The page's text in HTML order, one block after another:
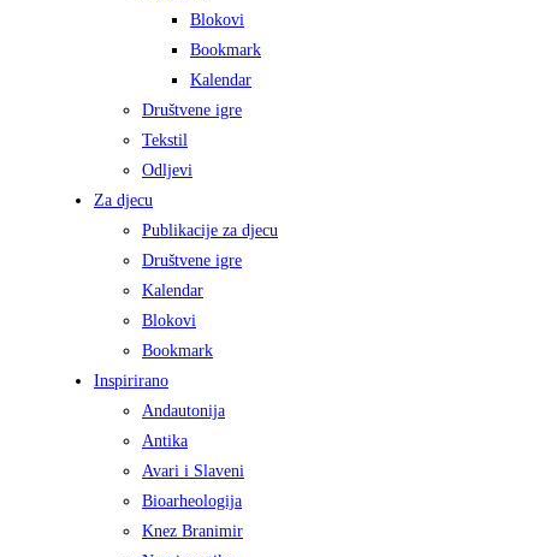
Blokovi
Bookmark
Kalendar
Društvene igre
Tekstil
Odljevi
Za djecu
Publikacije za djecu
Društvene igre
Kalendar
Blokovi
Bookmark
Inspirirano
Andautonija
Antika
Avari i Slaveni
Bioarheologija
Knez Branimir